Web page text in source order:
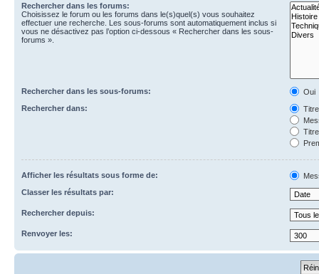
Rechercher dans les forums:
Choisissez le forum ou les forums dans le(s)quel(s) vous souhaitez
effectuer une recherche. Les sous-forums sont automatiquement inclus si
vous ne désactivez pas l’option ci-dessous « Rechercher dans les sous-
forums ».
Rechercher dans les sous-forums:
Oui
Rechercher dans:
Afficher les résultats sous forme de:
Classer les résultats par:
Rechercher depuis:
Renvoyer les: